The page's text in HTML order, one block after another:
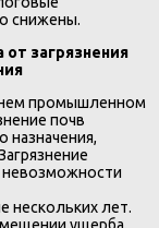
снижены.
загрязнения
промышленном
почв
назначения,
невозможности
нескольких лет.
ущерба.